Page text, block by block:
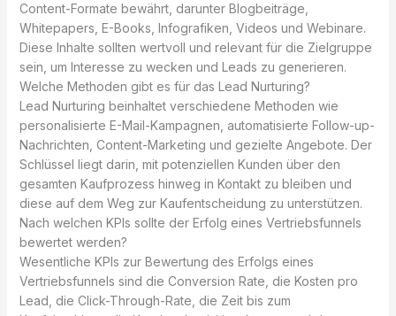
Content-Formate bewährt, darunter Blogbeiträge,
Whitepapers, E-Books, Infografiken, Videos und Webinare.
Diese Inhalte sollten wertvoll und relevant für die Zielgruppe
sein, um Interesse zu wecken und Leads zu generieren.
Welche Methoden gibt es für das Lead Nurturing?
Lead Nurturing beinhaltet verschiedene Methoden wie
personalisierte E-Mail-Kampagnen, automatisierte Follow-up-
Nachrichten, Content-Marketing und gezielte Angebote. Der
Schlüssel liegt darin, mit potenziellen Kunden über den
gesamten Kaufprozess hinweg in Kontakt zu bleiben und
diese auf dem Weg zur Kaufentscheidung zu unterstützen.
Nach welchen KPIs sollte der Erfolg eines Vertriebsfunnels
bewertet werden?
Wesentliche KPIs zur Bewertung des Erfolgs eines
Vertriebsfunnels sind die Conversion Rate, die Kosten pro
Lead, die Click-Through-Rate, die Zeit bis zum